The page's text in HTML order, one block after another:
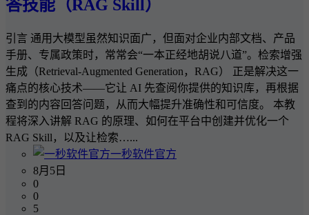
答技能（RAG Skill）
引言 通用大模型虽然知识面广，但面对企业内部文档、产品
手册、专属政策时，常常会“一本正经地胡说八道”。检索增强
生成（Retrieval-Augmented Generation，RAG） 正是解决这一
痛点的核心技术——它让 AI 先查阅你提供的知识库，再根据
查到的内容回答问题，从而大幅提升准确性和可信度。 本教
程将深入讲解 RAG 的原理、如何在平台中创建并优化一个
RAG Skill，以及让检索…...
一秒软件官方
8月5日
0
0
5